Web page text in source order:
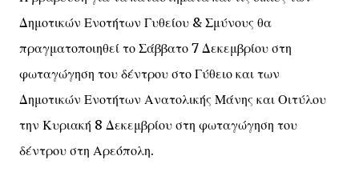
Δημοτικών Ενοτήτων Γυθείου & Σμύνους θα
πραγματοποιηθεί το Σάββατο 7 Δεκεμβρίου στη
φωταγώγηση του δέντρου στο Γύθειο και των
Δημοτικών Ενοτήτων Ανατολικής Μάνης και Οιτύλου
την Κυριακή 8 Δεκεμβρίου στη φωταγώγηση του
δέντρου στη Αρεόπολη.